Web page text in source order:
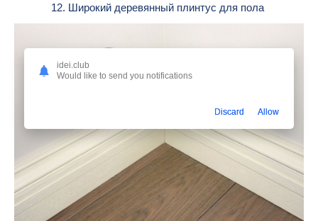
12. Широкий деревянный плинтус для пола
idei.club
Would like to send you notifications
Discard Allow